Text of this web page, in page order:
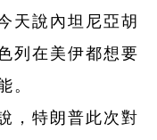
天說內坦尼亞胡
列在美伊都想要
。
，特朗普此次對